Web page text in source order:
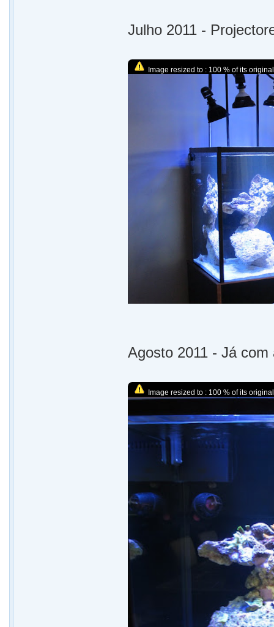
Julho 2011 -
Image resized to : 100 % of its
Agosto 2011 - Já com
Image resized to : 100 % of its